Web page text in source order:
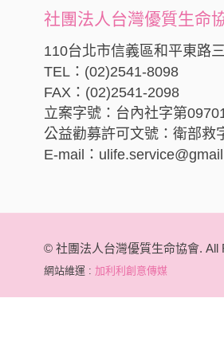
社團法人台灣優質生命
110台北市信義區和平東路
TEL：(02)2541-8098
FAX：(02)2541-2098
立案字號：台內社字第
公益勸募許可文號：衛部救
E-mail：
© 社團法人台灣優質生命協會. All
網站維運 : 加利利創意傳媒